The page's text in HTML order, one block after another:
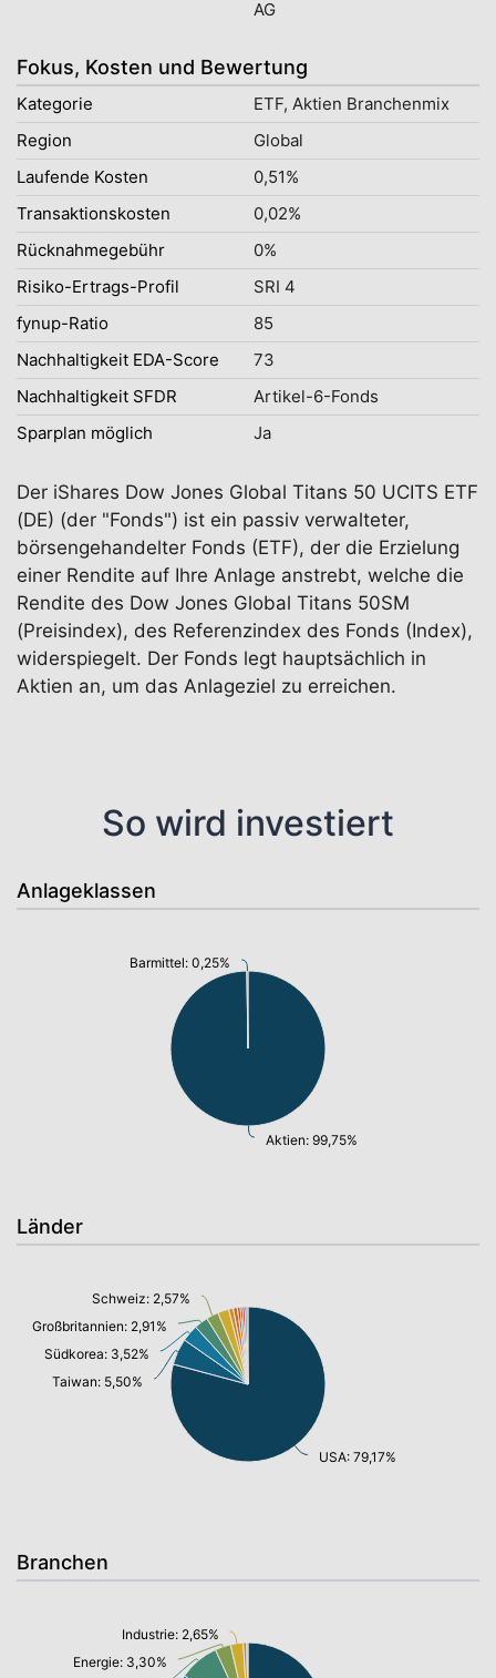
AG
Fokus, Kosten und Bewertung
Kategorie
ETF, Aktien Branchenmix
Region
Global
Laufende Kosten
0,51%
Transaktionskosten
0,02%
Rücknahmegebühr
0%
Risiko-Ertrags-Profil
SRI 4
fynup-Ratio
85
Nachhaltigkeit EDA-Score
73
Nachhaltigkeit SFDR
Artikel-6-Fonds
Sparplan möglich
Ja
Der iShares Dow Jones Global Titans 50 UCITS ETF
(DE) (der "Fonds") ist ein passiv verwalteter,
börsengehandelter Fonds (ETF), der die Erzielung
einer Rendite auf Ihre Anlage anstrebt, welche die
Rendite des Dow Jones Global Titans 50SM
(Preisindex), des Referenzindex des Fonds (Index),
widerspiegelt. Der Fonds legt hauptsächlich in
Aktien an, um das Anlageziel zu erreichen.
So wird investiert
Anlageklassen
Aktien: 99,75%
Barmittel: 0,25%
Länder
USA: 79,17%
Taiwan: 5,50%
Südkorea: 3,52%
Großbritannien: 2,91%
Schweiz: 2,57%
Branchen
Energie: 3,30%
Industrie: 2,65%